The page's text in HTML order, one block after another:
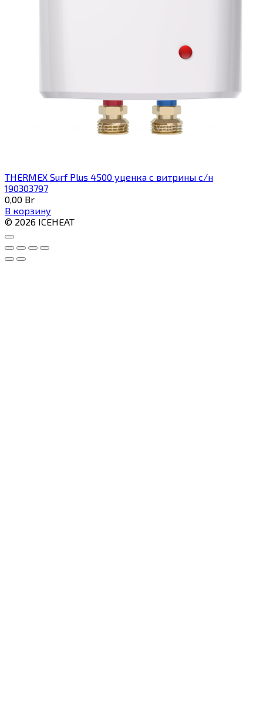
THERMEX Surf Plus 4500 уценка с витрины с/н
190303797
0,00 Br
В корзину
© 2026 ICEHEAT